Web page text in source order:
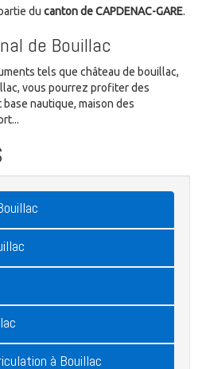
du canton de CAPDENAC-GARE.
de Bouillac
tels que château de bouillac,
vous pourrez profiter des
nautique, maison des
à Bouillac